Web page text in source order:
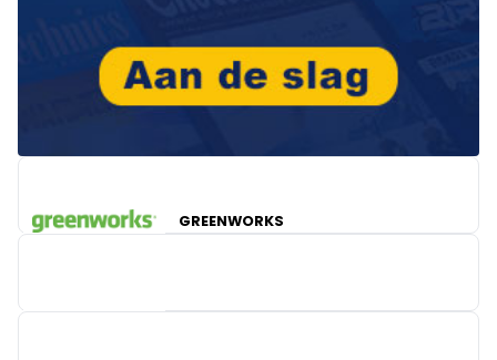
GREENWORKS